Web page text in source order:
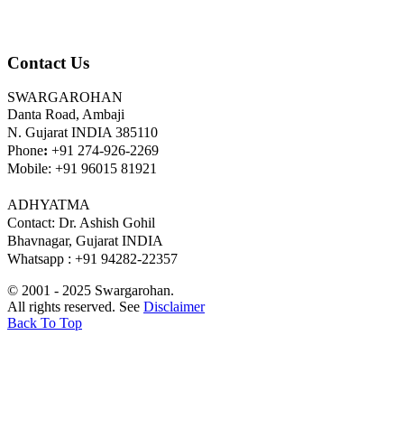
Contact Us
SWARGAROHAN
Danta Road, Ambaji
N. Gujarat INDIA 385110
Phone: +91 274-926-2269
Mobile: +91 96015 81921
ADHYATMA
Contact: Dr. Ashish Gohil
Bhavnagar, Gujarat INDIA
Whatsapp : +91 94282-22357
© 2001 - 2025 Swargarohan.
All rights reserved. See Disclaimer
Back To Top